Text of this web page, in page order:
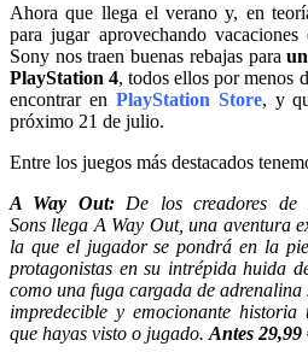
Ahora que llega el verano y, en
para jugar aprovechando
Sony nos traen buenas rebajas para
PlayStation 4, todos ellos por menos
encontrar en PlayStation Store, y
próximo 21 de julio.
Entre los juegos más destacados
A Way Out: De los creadores
Sons llega A Way Out, una aventura
la que el jugador se pondrá en la
protagonistas en su intrépida huida
como una fuga cargada de
impredecible y emocionante
que hayas visto o jugado. Antes 29,99